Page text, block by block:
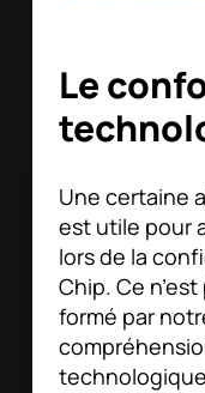
Le
Une certaine
est utile pour
lors de la
Chip. Ce
formé par